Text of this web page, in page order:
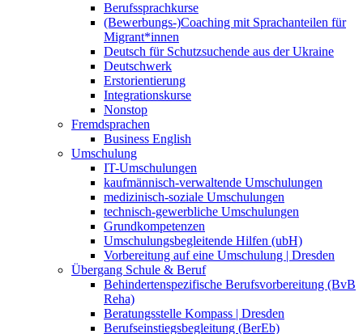
Berufssprachkurse
(Bewerbungs-)Coaching mit Sprachanteilen für
Migrant*innen
Deutsch für Schutzsuchende aus der Ukraine
Deutschwerk
Erstorientierung
Integrationskurse
Nonstop
Fremdsprachen
Business English
Umschulung
IT-Umschulungen
kaufmännisch-verwaltende Umschulungen
medizinisch-soziale Umschulungen
technisch-gewerbliche Umschulungen
Grundkompetenzen
Umschulungsbegleitende Hilfen (ubH)
Vorbereitung auf eine Umschulung | Dresden
Übergang Schule & Beruf
Behindertenspezifische Berufsvorbereitung (BvB
Reha)
Beratungsstelle Kompass | Dresden
Berufseinstiegsbegleitung (BerEb)